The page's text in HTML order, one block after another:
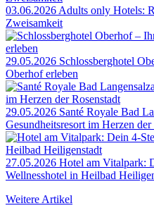
03.06.2026 Adults only Hotels:
Zweisamkeit
29.05.2026 Schlossberghotel
Oberhof erleben
29.05.2026 Santé Royale Bad
Gesundheitsresort im Herzen der
27.05.2026 Hotel am Vitalpark:
Wellnesshotel in Heilbad
Weitere Artikel